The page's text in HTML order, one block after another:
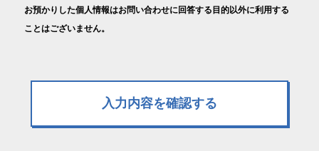
お預かりした個人情報はお問い合わせに回答する目的以外に利用する
ことはございません。